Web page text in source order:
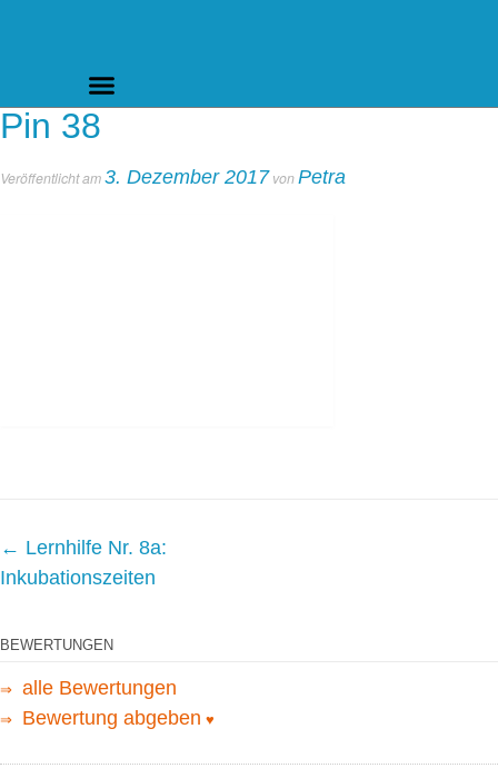
Pin 38
Veröffentlicht am3. Dezember 2017vonPetra
Beitrag
Navigation
← Lernhilfe Nr. 8a:
Inkubationszeiten
BEWERTUNGEN
⇒ alle Bewertungen
⇒ Bewertung abgeben ♥